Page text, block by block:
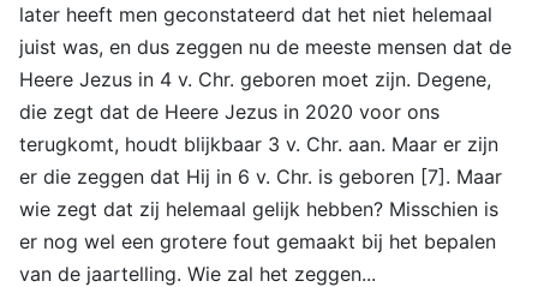
later heeft men geconstateerd dat het niet helemaal
juist was, en dus zeggen nu de meeste mensen dat de
Heere Jezus in 4 v. Chr. geboren moet zijn. Degene,
die zegt dat de Heere Jezus in 2020 voor ons
terugkomt, houdt blijkbaar 3 v. Chr. aan. Maar er zijn
er die zeggen dat Hij in 6 v. Chr. is geboren [7]. Maar
wie zegt dat zij helemaal gelijk hebben? Misschien is
er nog wel een grotere fout gemaakt bij het bepalen
van de jaartelling. Wie zal het zeggen...